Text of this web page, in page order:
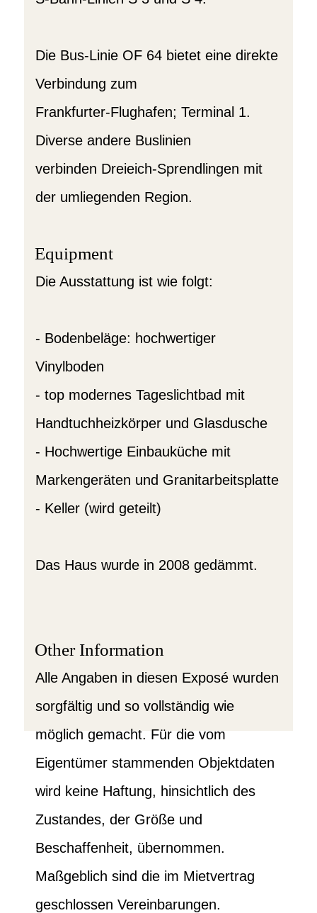
Die Bus-Linie OF 64 bietet eine direkte
Verbindung zum
Frankfurter-Flughafen; Terminal 1.
Diverse andere Buslinien
verbinden Dreieich-Sprendlingen mit
der umliegenden Region.
Equipment
Die Ausstattung ist wie folgt:
- Bodenbeläge: hochwertiger
Vinylboden
- top modernes Tageslichtbad mit
Handtuchheizkörper und Glasdusche
- Hochwertige Einbauküche mit
Markengeräten und Granitarbeitsplatte
- Keller (wird geteilt)
Das Haus wurde in 2008 gedämmt.
Other Information
Alle Angaben in diesen Exposé wurden
sorgfältig und so vollständig wie
möglich gemacht. Für die vom
Eigentümer stammenden Objektdaten
wird keine Haftung, hinsichtlich des
Zustandes, der Größe und
Beschaffenheit, übernommen.
Maßgeblich sind die im Mietvertrag
geschlossen Vereinbarungen.